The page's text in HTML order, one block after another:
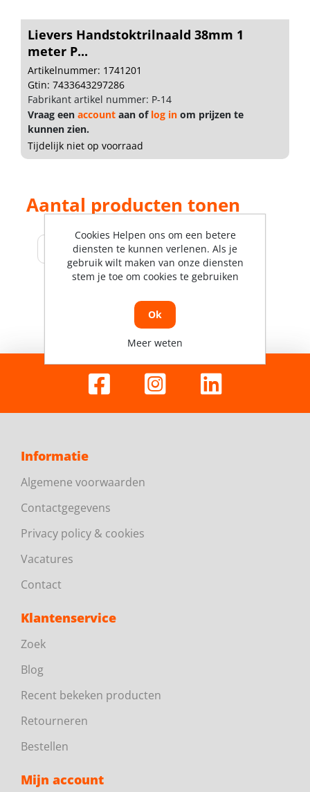
Lievers Handstoktrilnaald 38mm 1
meter P...
Artikelnummer: 1741201
Gtin: 7433643297286
Fabrikant artikel nummer: P-14
Vraag een account aan of log in om prijzen te
kunnen zien.
Tijdelijk niet op voorraad
Aantal producten tonen
Informatie
Algemene voorwaarden
Contactgegevens
Privacy policy & cookies
Vacatures
Contact
Klantenservice
Zoek
Blog
Recent bekeken producten
Retourneren
Bestellen
Mijn account
Cookies Helpen ons om een betere
diensten te kunnen verlenen. Als je
gebruik wilt maken van onze diensten
stem je toe om cookies te gebruiken
Ok
Meer weten